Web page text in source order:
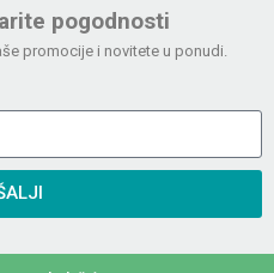
pogodnosti
promocije i novitete u ponudi.